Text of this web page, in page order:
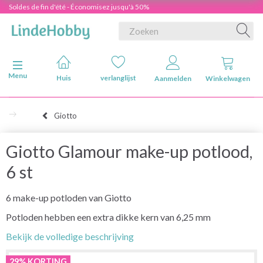
Soldes de fin d'été - Économisez jusqu'à 50%
Navigatie in-/uitschakelen
Menu
Huis verlanglijst Aanmelden Winkelwagen
Giotto
Giotto Glamour make-up potlood,
6 st
6 make-up potloden van Giotto
Potloden hebben een extra dikke kern van 6,25 mm
Bekijk de volledige beschrijving